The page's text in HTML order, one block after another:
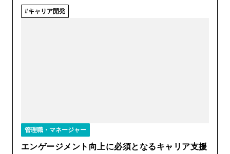
キャリア開発
管理職・マネージャー
エンゲージメント向上に必須となるキャリア支援